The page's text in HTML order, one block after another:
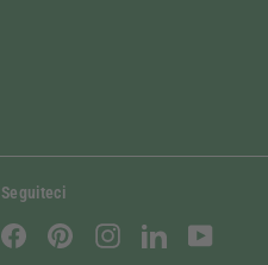
Seguiteci
FacebookPinterestInstagramLinkedIn